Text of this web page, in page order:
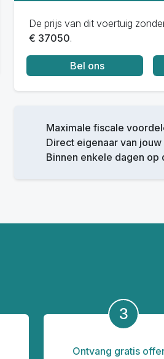
De prijs van dit voertuig
€ 37050.
Bel ons
Maximale fiscale
Direct eigenaar van jouw
Binnen enkele dagen op
3
Ontvang gratis